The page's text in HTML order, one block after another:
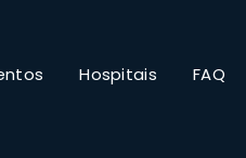
Hospitais FAQ